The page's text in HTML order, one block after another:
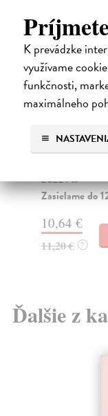
K prevádzke
využívame
funkčnosti,
maximálneho
kolektív autorov
Revue o
2022 / ...
Zasielame do
10,64 €
11,20 € ?
Ďalšie z